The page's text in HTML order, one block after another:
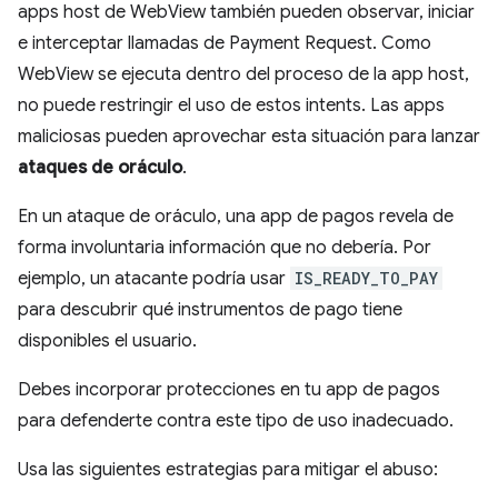
apps host de WebView también pueden observar, iniciar
e interceptar llamadas de Payment Request. Como
WebView se ejecuta dentro del proceso de la app host,
no puede restringir el uso de estos intents. Las apps
maliciosas pueden aprovechar esta situación para lanzar
ataques de oráculo.
En un ataque de oráculo, una app de pagos revela de
forma involuntaria información que no debería. Por
ejemplo, un atacante podría usar IS_READY_TO_PAY
para descubrir qué instrumentos de pago tiene
disponibles el usuario.
Debes incorporar protecciones en tu app de pagos
para defenderte contra este tipo de uso inadecuado.
Usa las siguientes estrategias para mitigar el abuso: